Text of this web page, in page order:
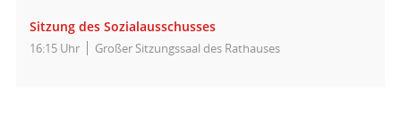
Sitzung des Sozialausschusses
16:15 Uhr Großer Sitzungssaal des Rathauses